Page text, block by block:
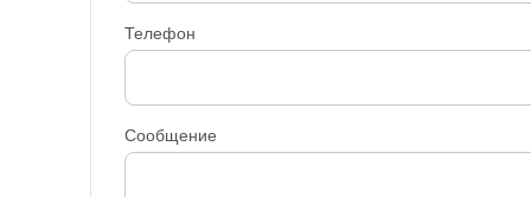
Телефон
Сообщение